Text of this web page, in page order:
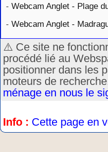
- Webcam Anglet - Plage
- Webcam Anglet -
⚠️ Ce site ne
procédé lié au
positionner dans les
moteurs de
ménage en nous le
Info : Cette page en